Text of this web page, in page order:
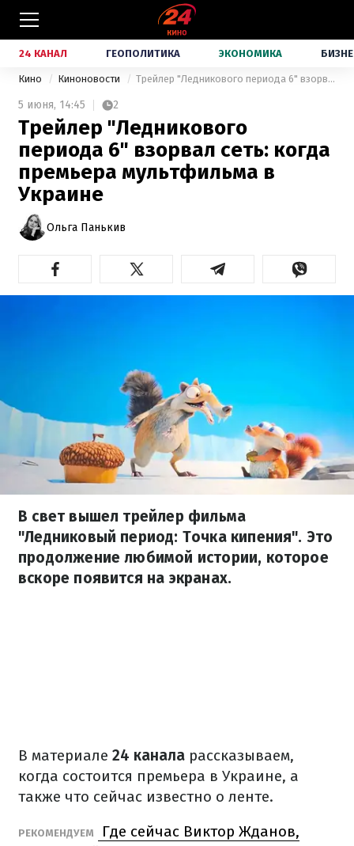
24 КАНАЛ ГЕОПОЛИТИКА ЭКОНОМИКА
Кино Киноновости Трейлер "Ледникового периода 6" взорвал сеть: когда премьера мультфильма в Украине
5 июня, 14:45 2
Трейлер "Ледникового
периода 6" взорвал сеть: когда
премьера мультфильма в
Украине
Ольга Панькив
В свет вышел трейлер фильма
"Ледниковый период: Точка кипения". Это
продолжение любимой истории, которое
вскоре появится на экранах.
В материале 24 канала рассказываем,
когда состоится премьера в Украине, а
также что сейчас известно о ленте.
РЕКОМЕНДУЕМ
Где сейчас Виктор Жданов,